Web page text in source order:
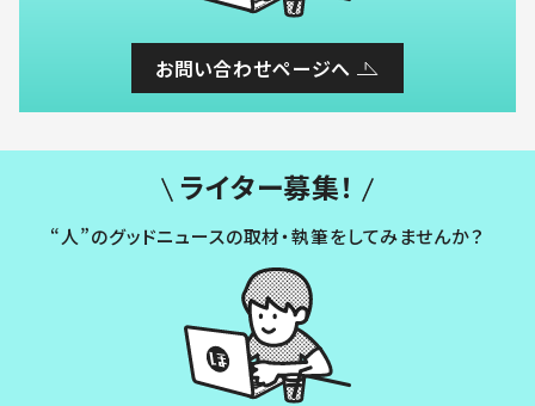
お問い合わせページへ
ライター募集！
“人”のグッドニュースの取材・執筆をしてみませんか？